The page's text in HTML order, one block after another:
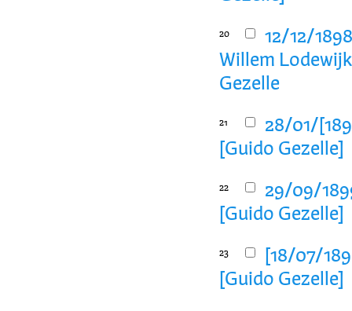
20
12/12/
Willem
Gezelle
21
28/01/
[Guido Gezelle]
22
29/09/
[Guido Gezelle]
23
[18/07/
[Guido Gezelle]